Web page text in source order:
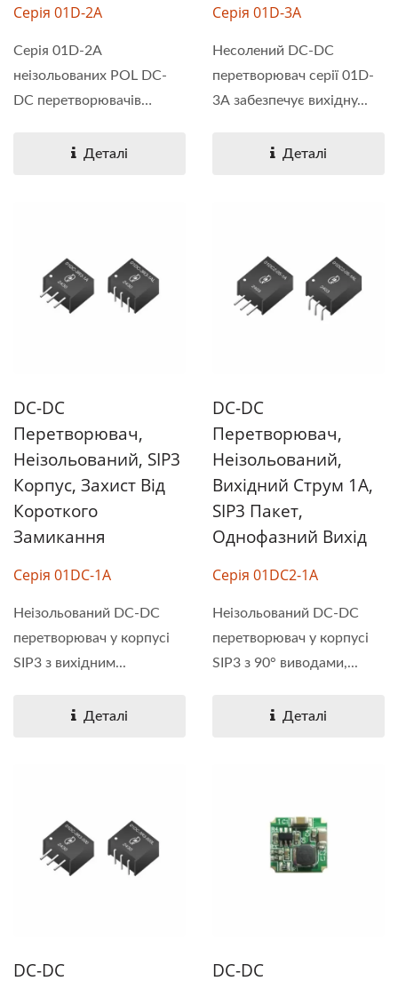
Серія 01D-2A
Серія 01D-2A
неізольованих POL DC-
DC перетворювачів
Деталі
Серія 01D-3A
Несолений DC-DC
перетворювач серії 01D-
3A забезпечує вихідну...
Деталі
DC-DC
Перетворювач,
Неізольований, SIP3
Корпус, Захист Від
Короткого
Замикання
Серія 01DC-1A
Неізольований DC-DC
перетворювач у корпусі
SIP3 з вихідним...
Деталі
DC-DC
Перетворювач,
Неізольований,
Вихідний Струм 1A,
SIP3 Пакет,
Однофазний Вихід
Серія 01DC2-1A
Неізольований DC-DC
перетворювач у корпусі
SIP3 з 90° виводами,...
Деталі
DC-DC DC-DC